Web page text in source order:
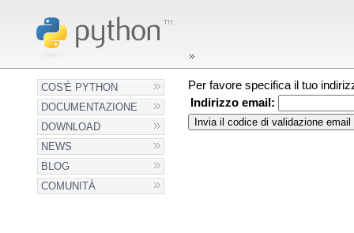
COS'È PYTHON
DOCUMENTAZIONE
DOWNLOAD
NEWS
BLOG
COMUNITÀ
Per favore specifica il tuo
Indirizzo email: